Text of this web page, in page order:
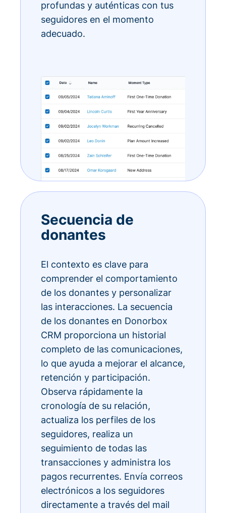
profundas y auténticas con tus
seguidores en el momento
adecuado.
Secuencia de
donantes
El contexto es clave para
comprender el comportamiento
de los donantes y personalizar
las interacciones. La secuencia
de los donantes en Donorbox
CRM proporciona un historial
completo de las comunicaciones,
lo que ayuda a mejorar el alcance,
retención y participación.
Observa rápidamente la
cronología de su relación,
actualiza los perfiles de los
seguidores, realiza un
seguimiento de todas las
transacciones y administra los
pagos recurrentes. Envía correos
electrónicos a los seguidores
directamente a través del mail